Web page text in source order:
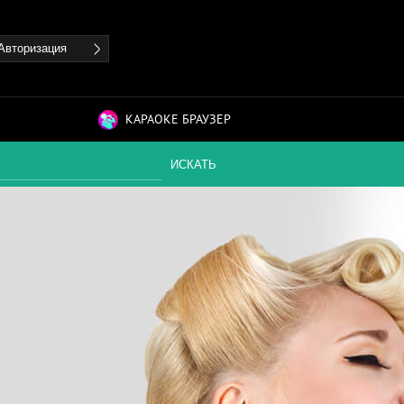
КАРАОКЕ БРАУЗЕР
ИСКАТЬ